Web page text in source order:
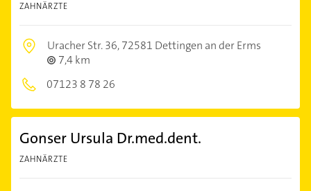
ZAHNÄRZTE
Uracher Str. 36,72581 Dettingen an der Erms
7,4 km
07123 8 78 26
Gonser Ursula Dr.med.dent.
ZAHNÄRZTE